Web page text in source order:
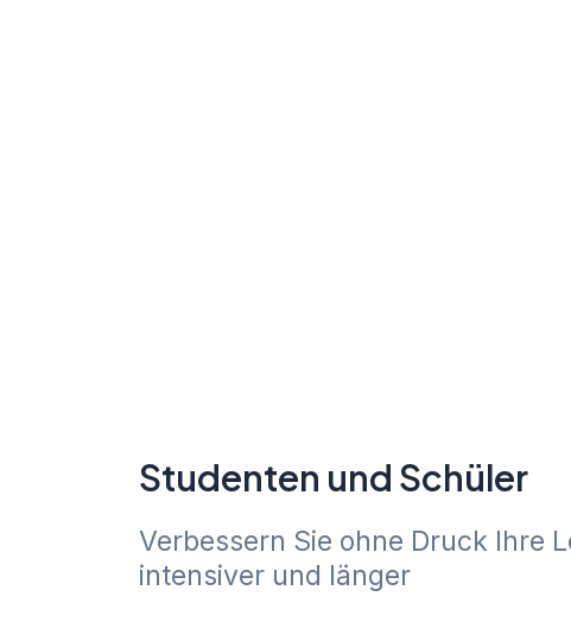
Studenten und Schüler
Verbessern Sie ohne Druck Ihre
intensiver und länger